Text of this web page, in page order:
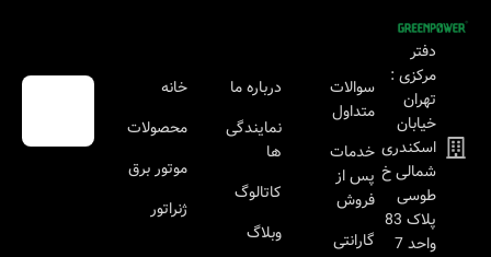
دفتر
مرکزی :
تهران
خیابان
اسکندری
شمالی خ
طوسی
پلاک 83
واحد 7
سوالات
متداول
خدمات
پس از
فروش
گارانتی
درباره ما
نمایندگی
ها
کاتالوگ
وبلاگ
خانه
محصولات
موتور برق
ژنراتور